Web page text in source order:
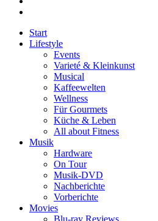
Start
Lifestyle
Events
Varieté & Kleinkunst
Musical
Kaffeewelten
Wellness
Für Gourmets
Küche & Leben
All about Fitness
Musik
Hardware
On Tour
Musik-DVD
Nachberichte
Vorberichte
Movies
Blu-ray Reviews